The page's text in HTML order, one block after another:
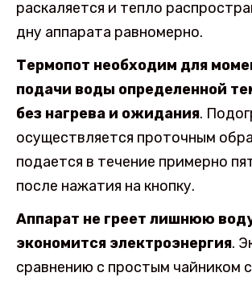
раскаляется и тепло
дну аппарата равномерно.
Термопот необходим для
подачи воды определенной
без нагрева и ожидания.
осуществляется проточным
подается в течение примерно
после нажатия на кнопку.
Аппарат не греет лишнюю
экономится электроэнергия.
сравнению с простым чайником